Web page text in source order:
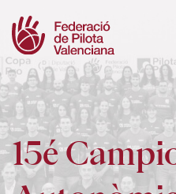
content
15é